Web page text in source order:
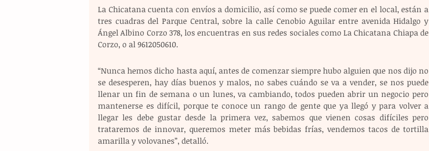
La Chicatana cuenta con envíos a domicilio, así como se puede comer en el local, están a
tres cuadras del Parque Central, sobre la calle Cenobio Aguilar entre avenida Hidalgo y
Ángel Albino Corzo 378, los encuentras en sus redes sociales como La Chicatana Chiapa de
Corzo, o al 9612050610.
“Nunca hemos dicho hasta aquí, antes de comenzar siempre hubo alguien que nos dijo no
se desesperen, hay días buenos y malos, no sabes cuándo se va a vender, se nos puede
llenar un fin de semana o un lunes, va cambiando, todos pueden abrir un negocio pero
mantenerse es difícil, porque te conoce un rango de gente que ya llegó y para volver a
llegar les debe gustar desde la primera vez, sabemos que vienen cosas difíciles pero
trataremos de innovar, queremos meter más bebidas frías, vendemos tacos de tortilla
amarilla y volovanes”, detalló.